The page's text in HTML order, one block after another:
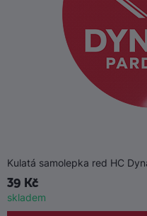
Kulatá samolepka red HC
39 Kč
skladem